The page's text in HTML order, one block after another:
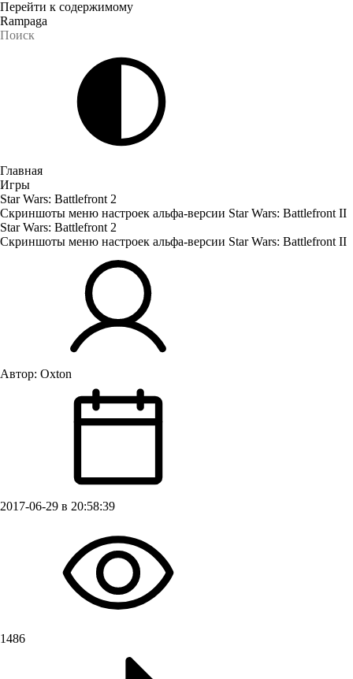
Перейти к содержимому
Rampaga
Главная
Игры
Star Wars: Battlefront 2
Скриншоты меню настроек альфа-версии Star Wars: Battlefront II
Star Wars: Battlefront 2
Скриншоты меню настроек альфа-версии Star Wars: Battlefront II
Автор: Oxton
2017-06-29 в 20:58:39
1486